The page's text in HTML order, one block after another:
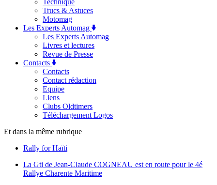
Technique
Trucs & Astuces
Motomag
Les Experts Automag
Les Experts Automag
Livres et lectures
Revue de Presse
Contacts
Contacts
Contact rédaction
Equipe
Liens
Clubs Oldtimers
Téléchargement Logos
Et dans la même rubrique
Rally for Haïti
La Gti de Jean-Claude COGNEAU est en route pour le 4é
Rallye Charente Maritime